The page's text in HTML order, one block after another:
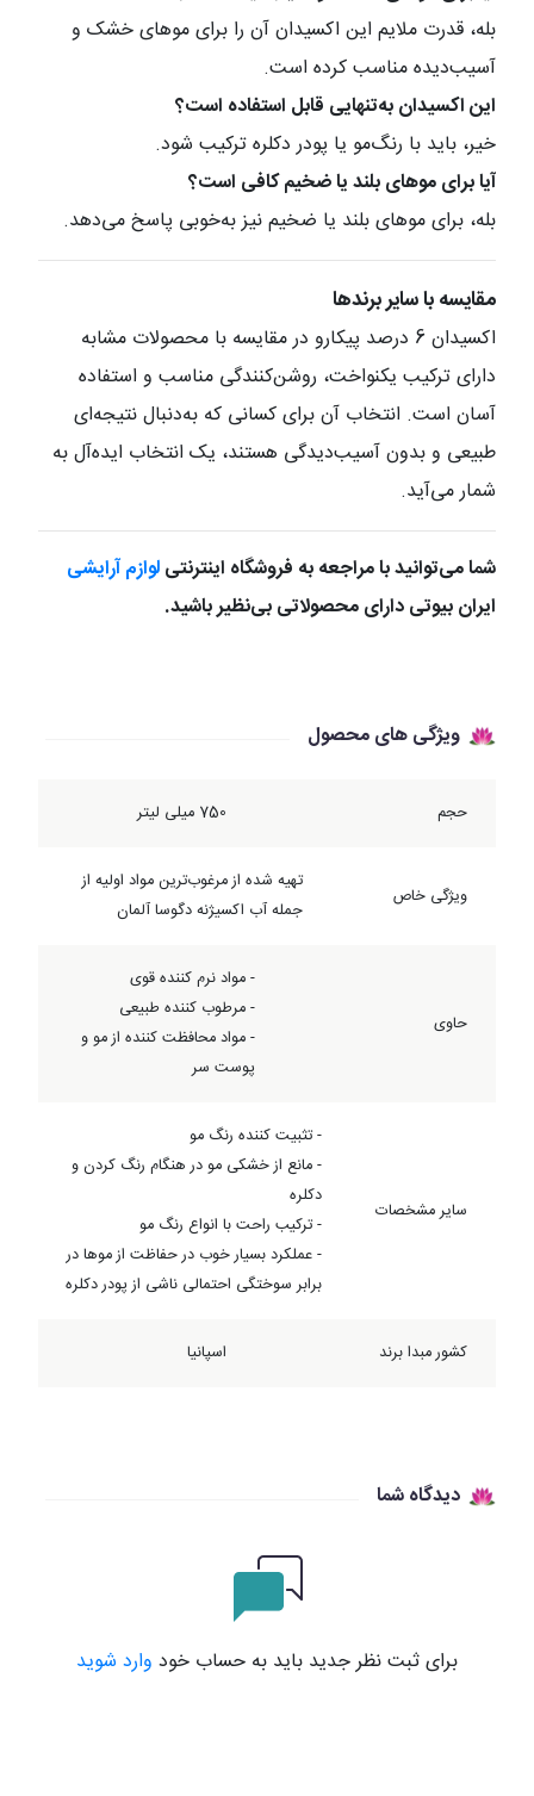
بله، قدرت ملایم این اکسیدان آن را برای موهای خشک و
آسیب‌دیده مناسب کرده است.
این اکسیدان به‌تنهایی قابل استفاده است؟
خیر، باید با رنگ‌مو یا پودر دکلره ترکیب شود.
آیا برای موهای بلند یا ضخیم کافی است؟
بله، برای موهای بلند یا ضخیم نیز به‌خوبی پاسخ می‌دهد.
مقایسه با سایر برندها
اکسیدان 6 درصد پیکارو در مقایسه با محصولات مشابه
دارای ترکیب یکنواخت، روشن‌کنندگی مناسب و استفاده
آسان است. انتخاب آن برای کسانی که به‌دنبال نتیجه‌ای
طبیعی و بدون آسیب‌دیدگی هستند، یک انتخاب ایده‌آل به
شمار می‌آید.
شما می‌توانید با مراجعه به فروشگاه اینترنتیلوازم آرایشی
ایران بیوتی دارای محصولاتی بی‌نظیر باشید.
ویژگی های محصول
حجم 750 میلی لیتر
ویژگی خاص
تهیه شده از مرغوب‌ترین مواد اولیه از
جمله آب اکسیژنه دگوسا آلمان
حاوی
- مواد نرم کننده قوی
- مرطوب کننده طبیعی
- مواد محافظت کننده از مو و
پوست سر
سایر مشخصات
- تثبیت کننده رنگ مو
- مانع از خشکی مو در هنگام رنگ کردن و
دکلره
- ترکیب راحت با انواع رنگ مو
- عملکرد بسیار خوب در حفاظت از مو‌ها در
برابر سوختگی احتمالی ناشی از پودر دکلره
کشور مبدا برند اسپانیا
دیدگاه شما
برای ثبت نظر جدید باید به حساب خود وارد شوید